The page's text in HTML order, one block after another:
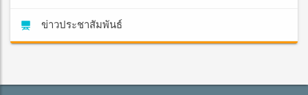
ข่าวประชาสัมพันธ์